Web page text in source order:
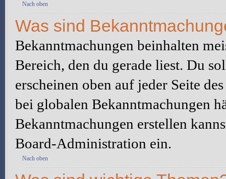
Nach oben
Was sind
Bekanntmachungen beinhalten
Bereich, den du gerade liest. Du
erscheinen oben auf jeder Seite
bei globalen Bekanntmachungen
Bekanntmachungen erstellen
Board-Administration ein.
Nach oben